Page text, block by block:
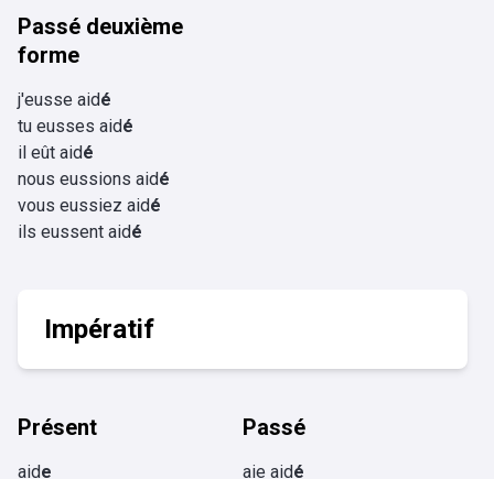
Passé deuxième
forme
j'eusse aidé
tu eusses aidé
il eût aidé
nous eussions aidé
vous eussiez aidé
ils eussent aidé
Impératif
Présent
aide
Passé
aie aidé